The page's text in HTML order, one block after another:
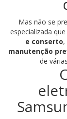
Mas não se
especializada
e conserto,
manutenção
de